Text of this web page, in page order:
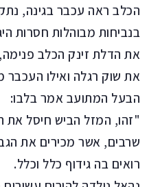
הכלב ראה עכבר בגינה,
בנביחות מבוהלות חסרות
את הדלת זינק הכלב
את שוק רגלה ואילו
הבעל המתועב אמר בלבו:
"זהו, המזל הביש חיסל את
שרבים, אשר מכירים את
רואים בה גידוף כלל וכלל.